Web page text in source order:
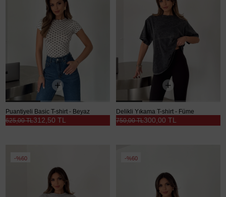
Puantiyeli Basic T-shirt - Beyaz
312,50 TL
625,00 TL
Delikli Yıkama T-shirt - Füme
300,00 TL
750,00 TL
%60 %60